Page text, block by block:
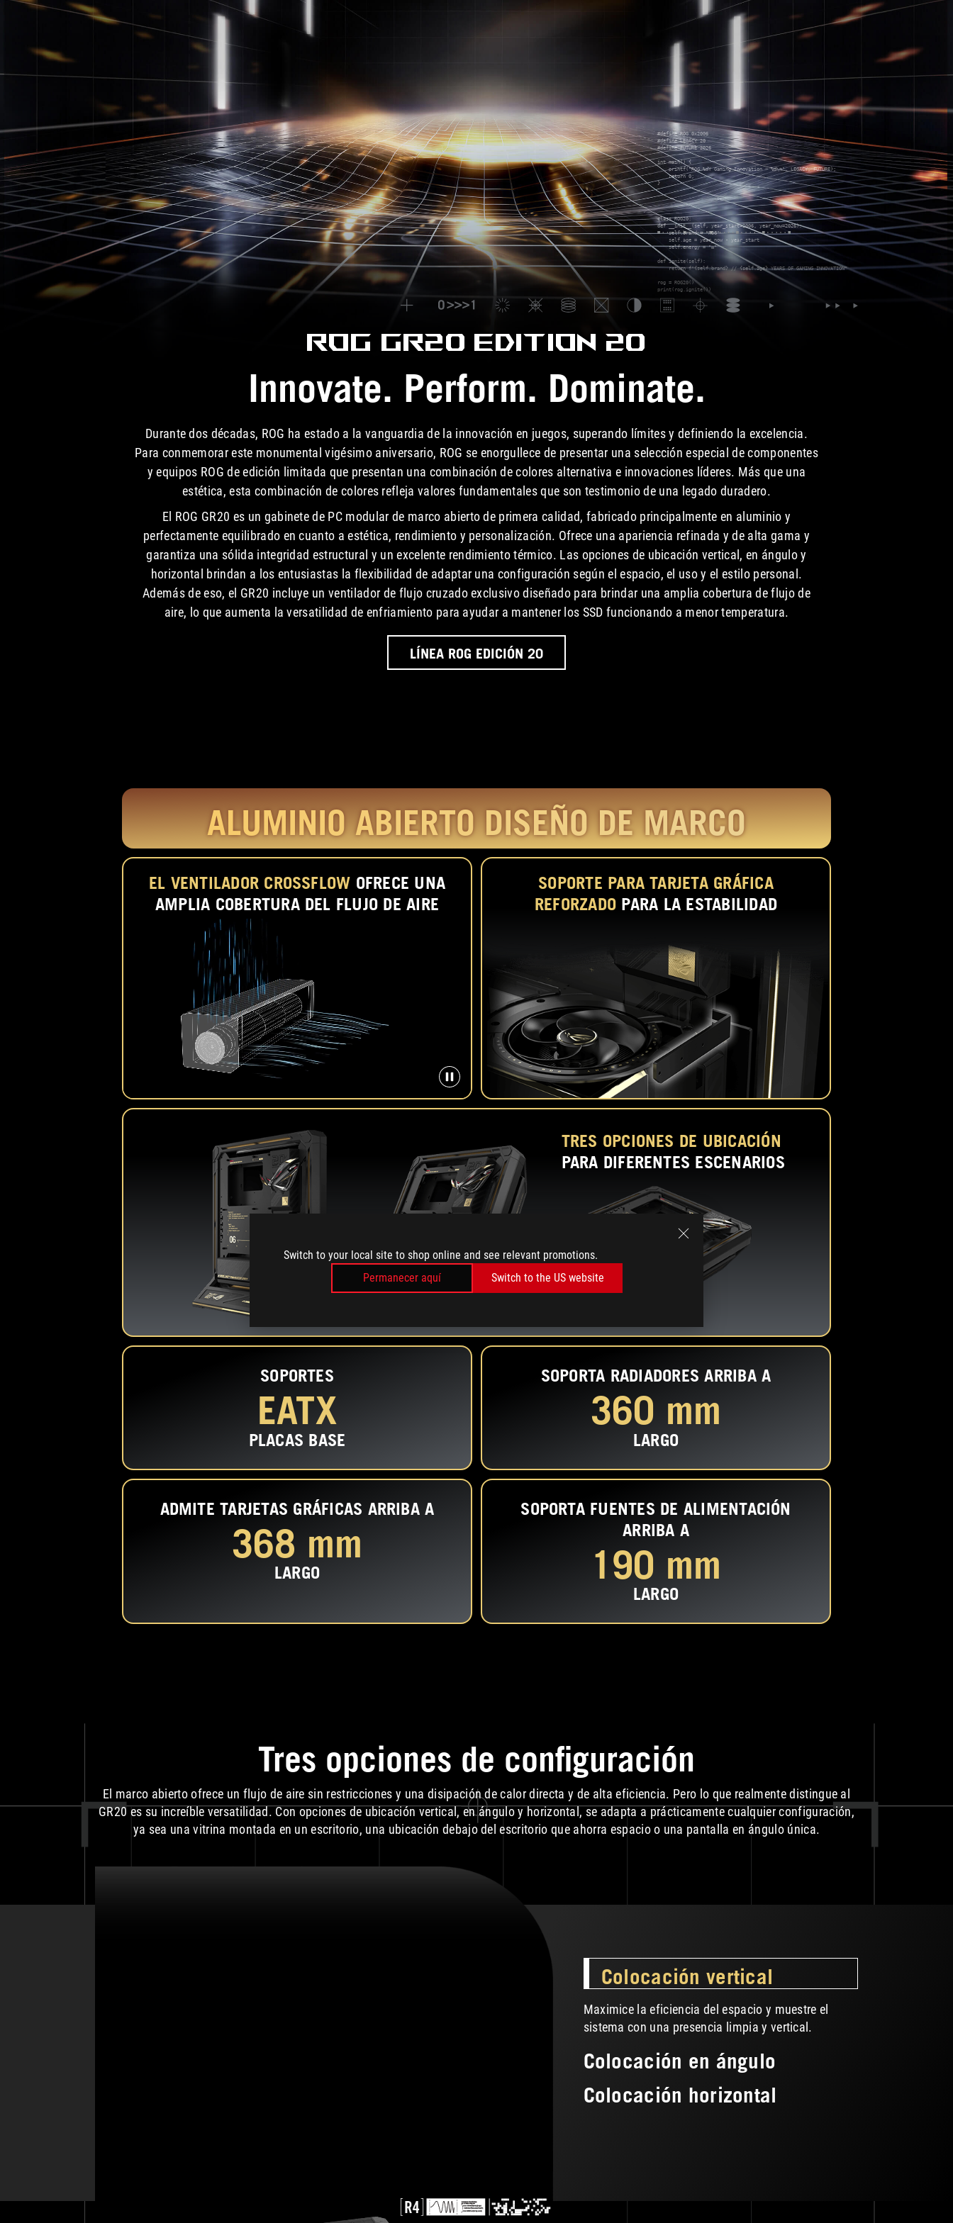
Switch to your local site to shop online and see relevant promotions.
Permanecer aquí
Switch to the US website
#define ROG 0x2006
#define LEGACY 20
#define FUTURE 2026
int main() {
    printf("ROG %dY Gaming Innovation > %d\n", LEGACY, FUTURE);
    return 0;
}
class ROG20:
def __init__(self, year_start=2006, year_now=2026):
    self.brand = "ROG"
    self.age = year_now - year_start
    self.energy = "∞"
def ignite(self):
    return f"{self.brand} // {self.age} YEARS OF GAMING INNOVATION"
rog = ROG20()
print(rog.ignite())
ROG GR20 EDITION 20
Innovate. Perform. Dominate.
Durante dos décadas, ROG ha estado a la vanguardia de la innovación en juegos, superando límites y definiendo la excelencia.
Para conmemorar este monumental vigésimo aniversario, ROG se enorgullece de presentar una selección especial de componentes
y equipos ROG de edición limitada que presentan una combinación de colores alternativa e innovaciones líderes. Más que una
estética, esta combinación de colores refleja valores fundamentales que son testimonio de una legado duradero.
El ROG GR20 es un gabinete de PC modular de marco abierto de primera calidad, fabricado principalmente en aluminio y
perfectamente equilibrado en cuanto a estética, rendimiento y personalización. Ofrece una apariencia refinada y de alta gama y
garantiza una sólida integridad estructural y un excelente rendimiento térmico. Las opciones de ubicación vertical, en ángulo y
horizontal brindan a los entusiastas la flexibilidad de adaptar una configuración según el espacio, el uso y el estilo personal.
Además de eso, el GR20 incluye un ventilador de flujo cruzado exclusivo diseñado para brindar una amplia cobertura de flujo de
aire, lo que aumenta la versatilidad de enfriamiento para ayudar a mantener los SSD funcionando a menor temperatura.
LÍNEA ROG EDICIÓN 20
ALUMINIO ABIERTODISEÑO DE MARCO
EL VENTILADOR CROSSFLOW OFRECE UNA
AMPLIA COBERTURA DEL FLUJO DE AIRE
SOPORTE PARA TARJETA GRÁFICA
REFORZADO PARA LA ESTABILIDAD
TRES OPCIONES DE UBICACIÓN
PARA DIFERENTES ESCENARIOS
SOPORTES
EATX
PLACAS BASE
SOPORTA RADIADORESARRIBA A
360 mm
LARGO
ADMITE TARJETAS GRÁFICAS ARRIBA A
368 mm
LARGO
SOPORTA FUENTES DE ALIMENTACIÓN
ARRIBA A
190 mm
LARGO
Tres opciones de configuración
El marco abierto ofrece un flujo de aire sin restricciones y una disipación de calor directa y de alta eficiencia. Pero lo que realmente distingue al
GR20 es su increíble versatilidad. Con opciones de ubicación vertical, en ángulo y horizontal, se adapta a prácticamente cualquier configuración,
ya sea una vitrina montada en un escritorio, una ubicación debajo del escritorio que ahorra espacio o una pantalla en ángulo única.
Colocación vertical
Maximice la eficiencia del espacio y muestre el
sistema con una presencia limpia y vertical.
Colocación en ángulo
Colocación horizontal